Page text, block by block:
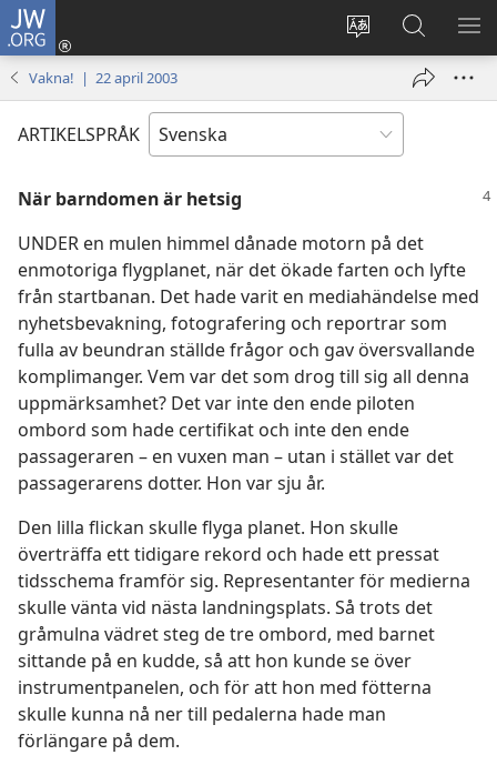
JW.ORG
Ändra
webbplatsens
Logga
fönster)
Sök
på
jw.org
Vakna! | 22 april 2003
ARTIKELSPRÅK
När barndomen är hetsig
UNDER en mulen himmel dånade motorn på det
enmotoriga flygplanet, när det ökade farten och lyfte
från startbanan. Det hade varit en mediahändelse med
nyhetsbevakning, fotografering och reportrar som
fulla av beundran ställde frågor och gav översvallande
komplimanger. Vem var det som drog till sig all denna
uppmärksamhet? Det var inte den ende piloten
ombord som hade certifikat och inte den ende
passageraren – en vuxen man – utan i stället var det
passagerarens dotter. Hon var sju år.
Den lilla flickan skulle flyga planet. Hon skulle
överträffa ett tidigare rekord och hade ett pressat
tidsschema framför sig. Representanter för medierna
skulle vänta vid nästa landningsplats. Så trots det
gråmulna vädret steg de tre ombord, med barnet
sittande på en kudde, så att hon kunde se över
instrumentpanelen, och för att hon med fötterna
skulle kunna nå ner till pedalerna hade man
förlängare på dem.